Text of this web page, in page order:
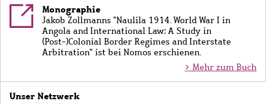
Monographie
Jakob Zollmanns "Naulila 1914. World War I in
Angola and International Law: A Study in
(Post-)Colonial Border Regimes and Interstate
Arbitration" ist bei Nomos erschienen.
> Mehr zum Buch
Unser Netzwerk